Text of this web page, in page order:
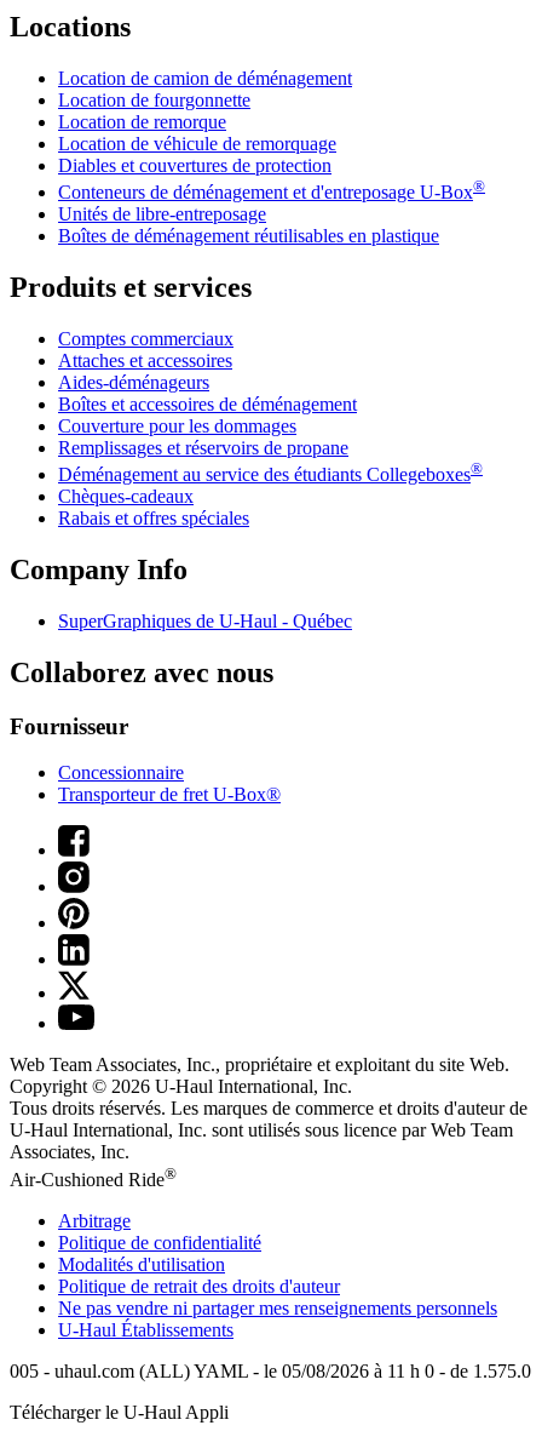
Locations
Location de camion de déménagement
Location de fourgonnette
Location de remorque
Location de véhicule de remorquage
Diables et couvertures de protection
Conteneurs de déménagement et d'entreposage U-Box®
Unités de libre-entreposage
Boîtes de déménagement réutilisables en plastique
Produits et services
Comptes commerciaux
Attaches et accessoires
Aides-déménageurs
Boîtes et accessoires de déménagement
Couverture pour les dommages
Remplissages et réservoirs de propane
Déménagement au service des étudiants Collegeboxes®
Chèques-cadeaux
Rabais et offres spéciales
Company Info
SuperGraphiques de U-Haul - Québec
Collaborez avec nous
Fournisseur
Concessionnaire
Transporteur de fret U-Box®
Web Team Associates, Inc., propriétaire et exploitant du site Web.
Copyright © 2026 U-Haul International, Inc.
Tous droits réservés. Les marques de commerce et droits d'auteur de
U-Haul International, Inc. sont utilisés sous licence par Web Team
Associates, Inc.
Air-Cushioned Ride®
Arbitrage
Politique de confidentialité
Modalités d'utilisation
Politique de retrait des droits d'auteur
Ne pas vendre ni partager mes renseignements personnels
U-Haul Établissements
005 - uhaul.com (ALL) YAML - le 05/08/2026 à 11 h 0 - de 1.575.0
Télécharger le U-Haul Appli